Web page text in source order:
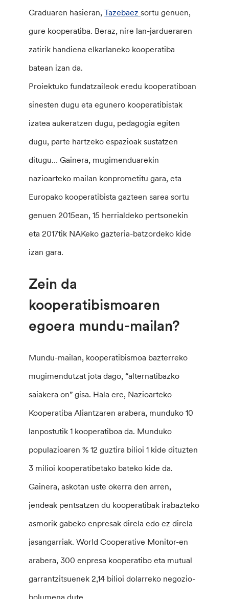
Graduaren hasieran,Tazebaezsortu genuen,
gure kooperatiba. Beraz, nire lan-jardueraren
zatirik handiena elkarlaneko kooperatiba
batean izan da.
Proiektuko fundatzaileok eredu kooperatiboan
sinesten dugu eta egunero kooperatibistak
izatea aukeratzen dugu, pedagogia egiten
dugu, parte hartzeko espazioak sustatzen
ditugu… Gainera, mugimenduarekin
nazioarteko mailan konprometitu gara, eta
Europako kooperatibista gazteen sarea sortu
genuen 2015ean, 15 herrialdeko pertsonekin
eta 2017tik NAKeko gazteria-batzordeko kide
izan gara.
Zein da
kooperatibismoaren
egoera mundu-mailan?
Mundu-mailan, kooperatibismoa bazterreko
mugimendutzat jota dago, “alternatibazko
saiakera on” gisa. Hala ere, Nazioarteko
Kooperatiba Aliantzaren arabera, munduko 10
lanpostutik 1 kooperatiboa da. Munduko
populazioaren % 12 guztira bilioi 1 kide dituzten
3 milioi kooperatibetako bateko kide da.
Gainera, askotan uste okerra den arren,
jendeak pentsatzen du kooperatibak irabazteko
asmorik gabeko enpresak direla edo ez direla
jasangarriak. World Cooperative Monitor-en
arabera, 300 enpresa kooperatibo eta mutual
garrantzitsuenek 2,14 bilioi dolarreko negozio-
bolumena dute.